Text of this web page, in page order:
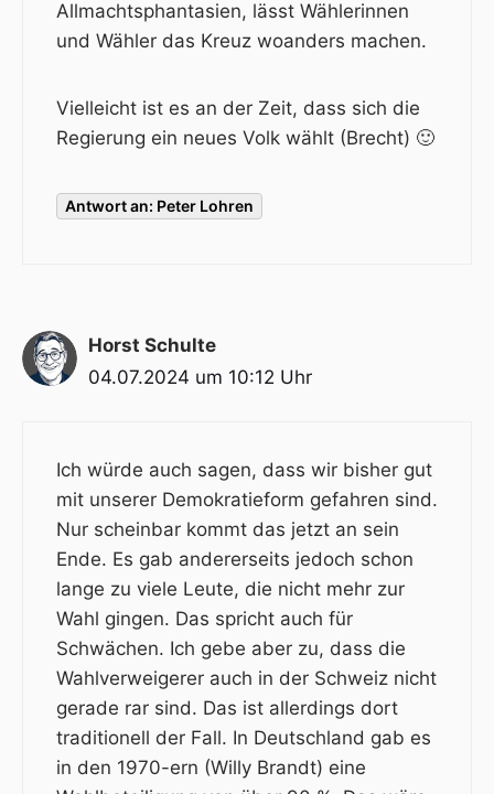
Allmachtsphantasien, lässt Wählerinnen
und Wähler das Kreuz woanders machen.
Vielleicht ist es an der Zeit, dass sich die
Regierung ein neues Volk wählt (Brecht) 🙂
Antwort an: Peter Lohren
Horst Schulte
04.07.2024 um 10:12 Uhr
Ich würde auch sagen, dass wir bisher gut
mit unserer Demokratieform gefahren sind.
Nur scheinbar kommt das jetzt an sein
Ende. Es gab andererseits jedoch schon
lange zu viele Leute, die nicht mehr zur
Wahl gingen. Das spricht auch für
Schwächen. Ich gebe aber zu, dass die
Wahlverweigerer auch in der Schweiz nicht
gerade rar sind. Das ist allerdings dort
traditionell der Fall. In Deutschland gab es
in den 1970-ern (Willy Brandt) eine